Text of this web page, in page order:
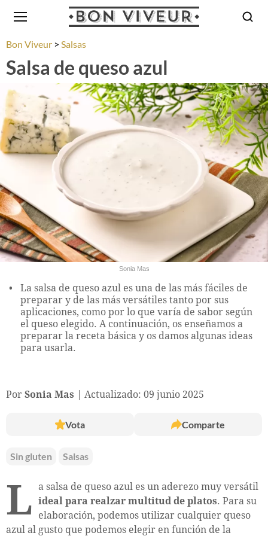
Bon Viveur Salsas
Salsa de queso azul
Sonia Mas
La salsa de queso azul es una de las más fáciles de
preparar y de las más versátiles tanto por sus
aplicaciones, como por lo que varía de sabor según
el queso elegido. A continuación, os enseñamos a
preparar la receta básica y os damos algunas ideas
para usarla.
Por Sonia Mas Actualizado: 09 junio 2025
Vota Comparte
Sin gluten Salsas
L a salsa de queso azul es un aderezo muy versátil
ideal para realzar multitud de platos. Para su
elaboración, podemos utilizar cualquier queso
azul al gusto que podemos elegir en función de la